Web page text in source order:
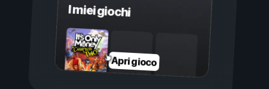
I miei giochi
Apri gioco